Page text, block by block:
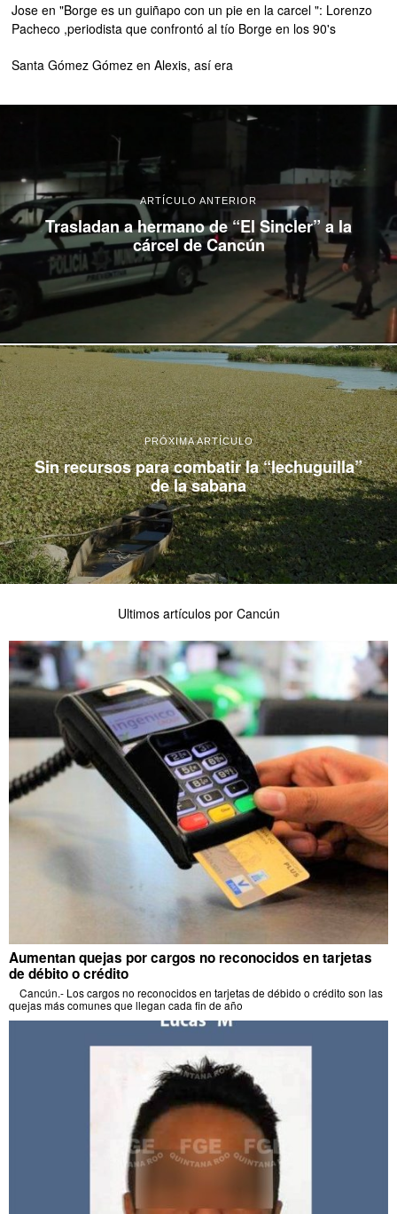
Jose en"Borge es un guiñapo con un pie en la carcel ": Lorenzo
Pacheco ,periodista que confrontó al tío Borge en los 90's
Santa Gómez Gómez enAlexis, así era
ARTÍCULO ANTERIOR
Trasladan a hermano de “El Sincler” a la
cárcel de Cancún
PRÓXIMA ARTÍCULO
Sin recursos para combatir la “lechuguilla”
de la sabana
Ultimos artículos por Cancún
Aumentan quejas por cargos no reconocidos en tarjetas
de débito o crédito
Cancún.- Los cargos no reconocidos en tarjetas de débido o crédito son las
quejas más comunes que llegan cada fin de año